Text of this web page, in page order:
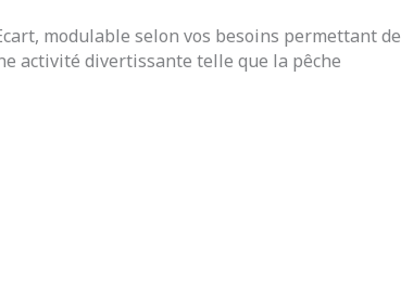
modulable selon vos besoins permettant de
activité divertissante telle que la pêche